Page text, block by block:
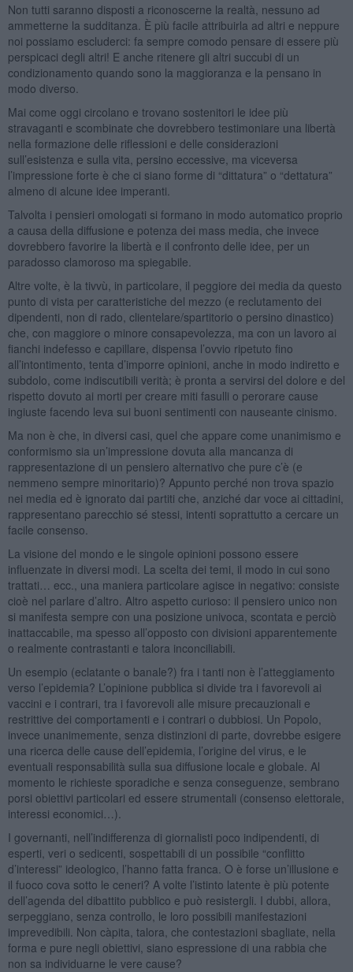
Non tutti saranno disposti a riconoscerne la realtà, nessuno ad
ammetterne la sudditanza. È più facile attribuirla ad altri e neppure
noi possiamo escluderci: fa sempre comodo pensare di essere più
perspicaci degli altri! E anche ritenere gli altri succubi di un
condizionamento quando sono la maggioranza e la pensano in
modo diverso.
Mai come oggi circolano e trovano sostenitori le idee più
stravaganti e scombinate che dovrebbero testimoniare una libertà
nella formazione delle riflessioni e delle considerazioni
sull’esistenza e sulla vita, persino eccessive, ma viceversa
l’impressione forte è che ci siano forme di “dittatura” o “dettatura”
almeno di alcune idee imperanti.
Talvolta i pensieri omologati si formano in modo automatico proprio
a causa della diffusione e potenza dei mass media, che invece
dovrebbero favorire la libertà e il confronto delle idee, per un
paradosso clamoroso ma spiegabile.
Altre volte, è la tivvù, in particolare, il peggiore dei media da questo
punto di vista per caratteristiche del mezzo (e reclutamento dei
dipendenti, non di rado, clientelare/spartitorio o persino dinastico)
che, con maggiore o minore consapevolezza, ma con un lavoro ai
fianchi indefesso e capillare, dispensa l’ovvio ripetuto fino
all’intontimento, tenta d’imporre opinioni, anche in modo indiretto e
subdolo, come indiscutibili verità; è pronta a servirsi del dolore e del
rispetto dovuto ai morti per creare miti fasulli o perorare cause
ingiuste facendo leva sui buoni sentimenti con nauseante cinismo.
Ma non è che, in diversi casi, quel che appare come unanimismo e
conformismo sia un’impressione dovuta alla mancanza di
rappresentazione di un pensiero alternativo che pure c’è (e
nemmeno sempre minoritario)? Appunto perché non trova spazio
nei media ed è ignorato dai partiti che, anziché dar voce ai cittadini,
rappresentano parecchio sé stessi, intenti soprattutto a cercare un
facile consenso.
La visione del mondo e le singole opinioni possono essere
influenzate in diversi modi. La scelta dei temi, il modo in cui sono
trattati… ecc., una maniera particolare agisce in negativo: consiste
cioè nel parlare d’altro. Altro aspetto curioso: il pensiero unico non
si manifesta sempre con una posizione univoca, scontata e perciò
inattaccabile, ma spesso all’opposto con divisioni apparentemente
o realmente contrastanti e talora inconciliabili.
Un esempio (eclatante o banale?) fra i tanti non è l’atteggiamento
verso l’epidemia? L’opinione pubblica si divide tra i favorevoli ai
vaccini e i contrari, tra i favorevoli alle misure precauzionali e
restrittive dei comportamenti e i contrari o dubbiosi. Un Popolo,
invece unanimemente, senza distinzioni di parte, dovrebbe esigere
una ricerca delle cause dell’epidemia, l’origine del virus, e le
eventuali responsabilità sulla sua diffusione locale e globale. Al
momento le richieste sporadiche e senza conseguenze, sembrano
porsi obiettivi particolari ed essere strumentali (consenso elettorale,
interessi economici…).
I governanti, nell’indifferenza di giornalisti poco indipendenti, di
esperti, veri o sedicenti, sospettabili di un possibile “conflitto
d’interessi” ideologico, l’hanno fatta franca. O è forse un’illusione e
il fuoco cova sotto le ceneri? A volte l’istinto latente è più potente
dell’agenda del dibattito pubblico e può resistergli. I dubbi, allora,
serpeggiano, senza controllo, le loro possibili manifestazioni
imprevedibili. Non càpita, talora, che contestazioni sbagliate, nella
forma e pure negli obiettivi, siano espressione di una rabbia che
non sa individuarne le vere cause?